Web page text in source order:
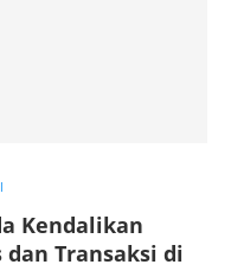
Kendalikan
Transaksi di